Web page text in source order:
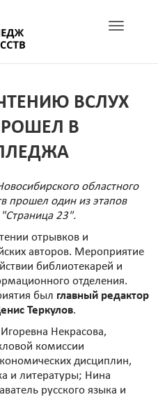
Toggle
ВСЛУХ
В
областного
прошел один из этапов
23".
отрывков и
авторов. Мероприятие
библиотекарей и
отделения.
был главный редактор
Теркулов.
Некрасова,
комиссии
дисциплин,
и литературы; Нина
русского языка и